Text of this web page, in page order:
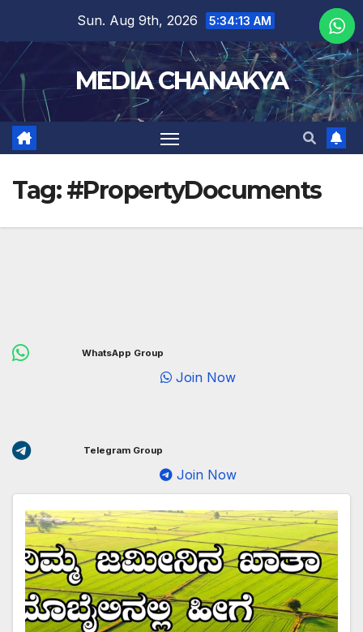
Sun. Aug 9th, 2026 5:34:13 AM
MEDIA CHANAKYA
Tag:#PropertyDocuments
WhatsApp Group
Join Now
Telegram Group
Join Now